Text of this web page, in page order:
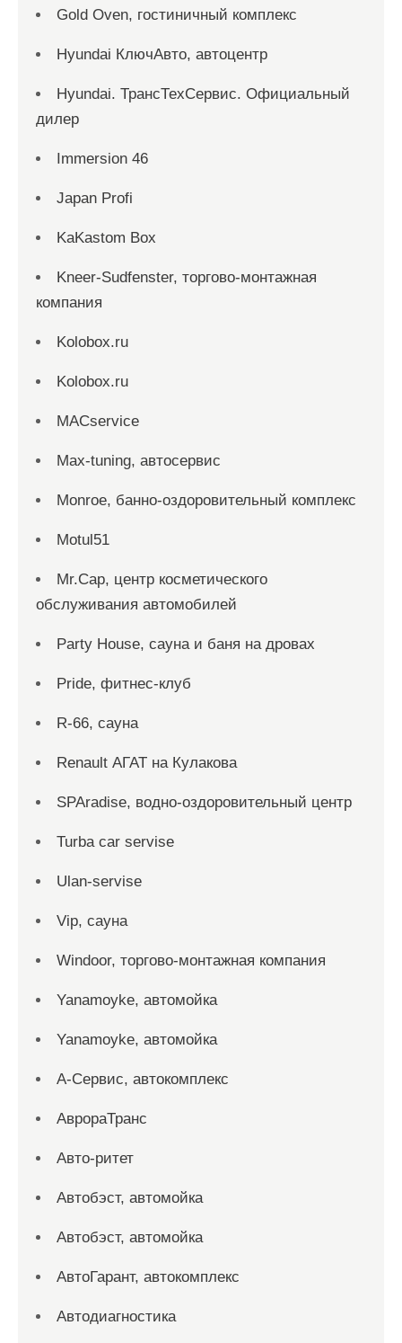
Gold Oven, гостиничный комплекс
Hyundai КлючАвто, автоцентр
Hyundai. ТрансТехСервис. Официальный
дилер
Immersion 46
Japan Profi
KaKastom Box
Kneer-Sudfenster, торгово-монтажная
компания
Kolobox.ru
Kolobox.ru
MACservice
Max-tuning, автосервис
Monroe, банно-оздоровительный комплекс
Motul51
Mr.Cap, центр косметического
обслуживания автомобилей
Party House, сауна и баня на дровах
Pride, фитнес-клуб
R-66, сауна
Renault АГАТ на Кулакова
SPAradise, водно-оздоровительный центр
Turba car servise
Ulan-servise
Vip, сауна
Windoor, торгово-монтажная компания
Yanamoyke, автомойка
Yanamoyke, автомойка
А-Сервис, автокомплекс
АврораТранс
Авто-ритет
Автобэст, автомойка
Автобэст, автомойка
АвтоГарант, автокомплекс
Автодиагностика